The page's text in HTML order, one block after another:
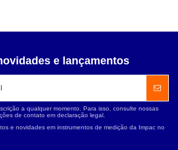
e lançamentos
a qualquer momento. Para isso, consulte nossas
de contato em declaração legal.
e novidades em instrumentos de medição da Impac no